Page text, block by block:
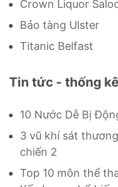
Crown Liquor
Bảo tàng Ulster
Titanic Belfast
Tin tức - thống kê
10 Nước Dễ Bị
3 vũ khí sát
chiến 2
Top 10 môn thể